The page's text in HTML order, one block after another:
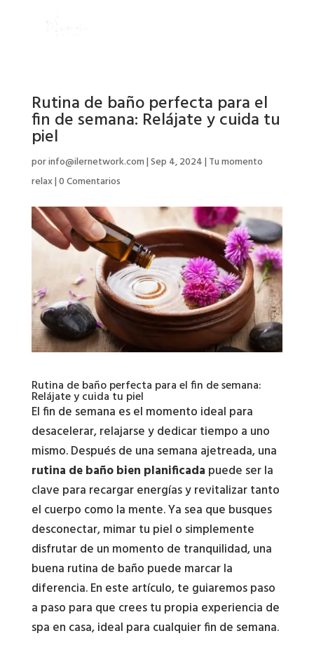
Rutina de baño perfecta para el
fin de semana: Relájate y cuida tu
piel
porinfo@ilernetwork.com|Sep 4, 2024| Tu momento
relax|0 Comentarios
Rutina de baño perfecta para el fin de semana:
Relájate y cuida tu piel
El fin de semana es el momento ideal para
desacelerar, relajarse y dedicar tiempo a uno
mismo. Después de una semana ajetreada, una
rutina de baño bien planificada puede ser la
clave para recargar energías y revitalizar tanto
el cuerpo como la mente. Ya sea que busques
desconectar, mimar tu piel o simplemente
disfrutar de un momento de tranquilidad, una
buena rutina de baño puede marcar la
diferencia. En este artículo, te guiaremos paso
a paso para que crees tu propia experiencia de
spa en casa, ideal para cualquier fin de semana.